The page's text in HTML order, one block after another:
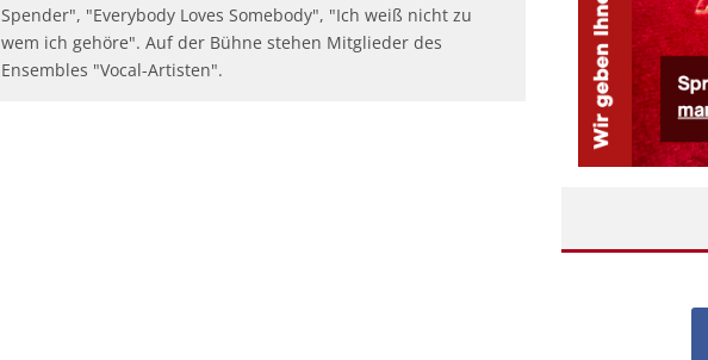
Spender", "Everybody Loves Somebody", "Ich weiß nicht zu
wem ich gehöre". Auf der Bühne stehen Mitglieder des
Ensembles "Vocal-Artisten".